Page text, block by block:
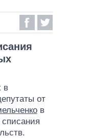
МИР
ОКРУГА
в
от
в